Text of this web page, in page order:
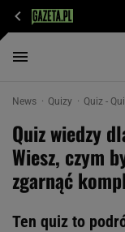
News Quizy Quiz -
Quiz wiedzy
Wiesz, czym
zgarnąć
Ten quiz to